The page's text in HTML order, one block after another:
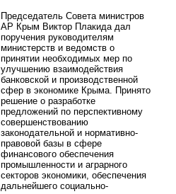
Председатель Совета министров
АР Крым Виктор Плакида дал
поручения руководителям
министерств и ведомств о
принятии необходимых мер по
улучшению взаимодействия
банковской и производственной
сфер в экономике Крыма. Принято
решение о разработке
предложений по перспективному
совершенствованию
законодательной и нормативно-
правовой базы в сфере
финансового обеспечения
промышленности и аграрного
секторов экономики, обеспечения
дальнейшего социально-